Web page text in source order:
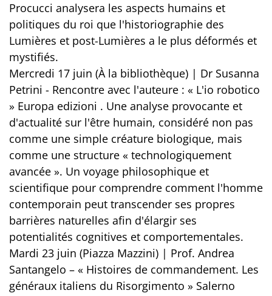
Procucci analysera les aspects humains et
politiques du roi que l'historiographie des
Lumières et post-Lumières a le plus déformés et
mystifiés.
Mercredi 17 juin (À la bibliothèque) | Dr Susanna
Petrini - Rencontre avec l'auteure : « L'io robotico
» Europa edizioni . Une analyse provocante et
d'actualité sur l'être humain, considéré non pas
comme une simple créature biologique, mais
comme une structure « technologiquement
avancée ». Un voyage philosophique et
scientifique pour comprendre comment l'homme
contemporain peut transcender ses propres
barrières naturelles afin d'élargir ses
potentialités cognitives et comportementales.
Mardi 23 juin (Piazza Mazzini) | Prof. Andrea
Santangelo – « Histoires de commandement. Les
généraux italiens du Risorgimento » Salerno